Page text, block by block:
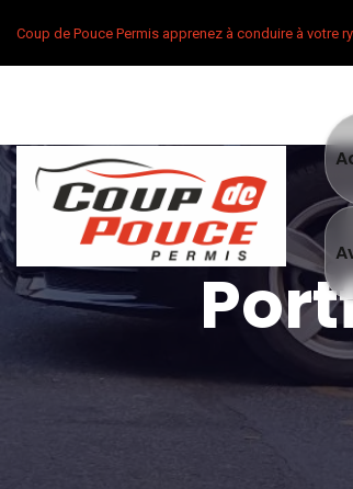
Coup de Pouce Permis apprenez à conduire à votre